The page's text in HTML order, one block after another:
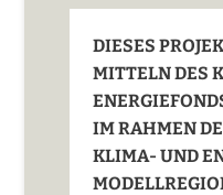
DIESES
MITTELN DES
IM RAHMEN
KLIMA- UND